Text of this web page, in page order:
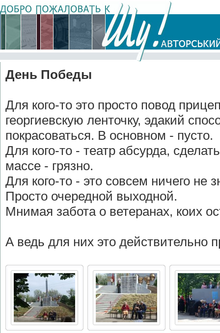
День Победы
Для кого-то это просто повод
георгиевскую ленточку, эдакий
покрасоваться. В основном - пусто.
Для кого-то - театр абсурда,
массе - грязно.
Для кого-то - это совсем ничего не
Просто очередной выходной.
Мнимая забота о ветеранах, коих
А ведь для них это действительно